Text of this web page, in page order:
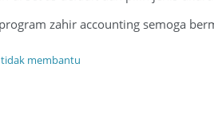
zahir accounting semoga
membantu